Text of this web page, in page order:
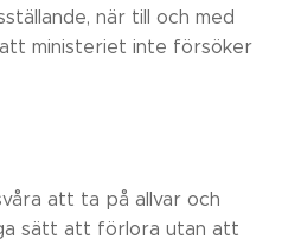
när till och med
ministeriet inte försöker
att ta på allvar och
sätt att förlora utan att